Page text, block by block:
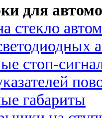
для
стекло
стоп-
габариты